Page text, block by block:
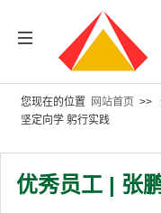
您现在的位置 网站首页 >>
坚定向学 躬行实践
优秀员工 | 张